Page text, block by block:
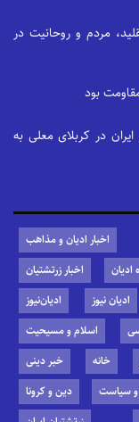
مردم و روحانیت در
بود
در کربلای معلی به
اخبار ادیان و مذاهب
ادیان
اخبار زرتشتیان
ادیان نیوز
ادیان‌نیوز
اسلام و مسیحیت
خانه
خبر دینی
سیاست
دین و کرونا